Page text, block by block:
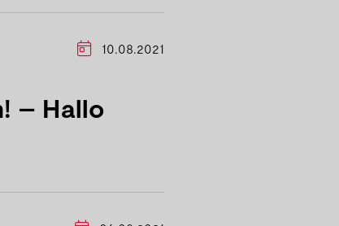
10.08.2021
– Hallo